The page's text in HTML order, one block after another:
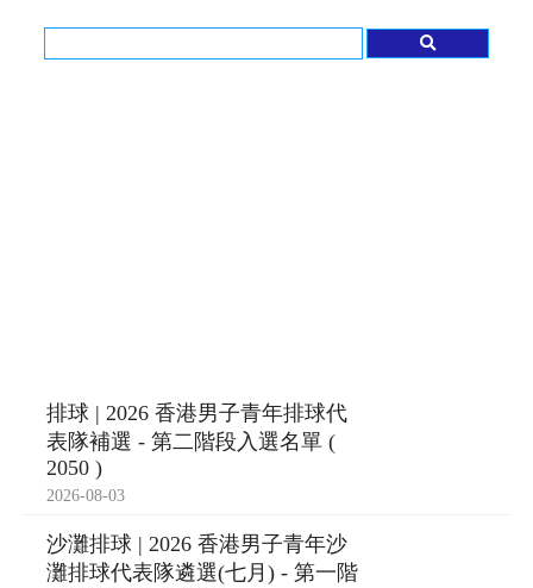
排球 | 2026 香港男子青年排球代
表隊補選 - 第二階段入選名單 (
2050 )
2026-08-03
沙灘排球 | 2026 香港男子青年沙
灘排球代表隊遴選(七月) - 第一階